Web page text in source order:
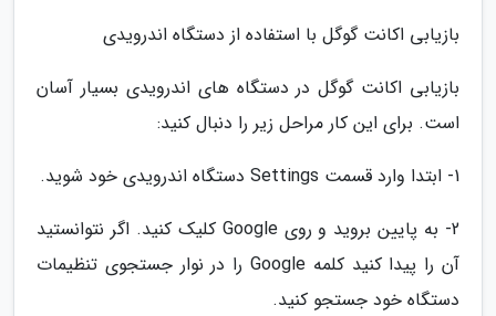
بازیابی اکانت گوگل با استفاده از دستگاه اندرویدی
بازیابی اکانت گوگل در دستگاه های اندرویدی بسیار آسان
است. برای این کار مراحل زیر را دنبال کنید:
1- ابتدا وارد قسمت Settings دستگاه اندرویدی خود شوید.
2- به پایین بروید و روی Google کلیک کنید. اگر نتوانستید
آن را پیدا کنید کلمه Google را در نوار جستجوی تنظیمات
دستگاه خود جستجو کنید.